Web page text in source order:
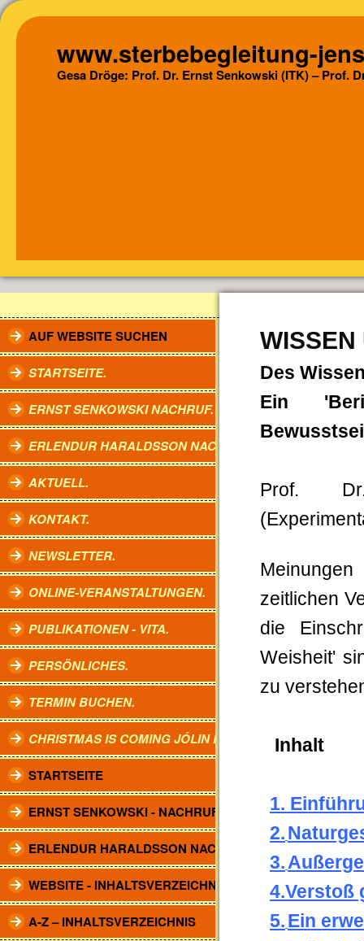
www.sterbebegleitung-
Gesa Dröge: Prof. Dr. Ernst Senkowski (ITK) – Prof.
AUF WEBSITE SUCHEN
STARTSEITE.
ERNST SENKOWSKI NACHRUF.
ERLENDUR HARALDSSON NACHRUF.
AKTUELL.
KONTAKT.
NEWSLETTER.
ONLINE-VERANSTALTUNGEN.
PUBLIKATIONEN - VITA.
PERSÖNLICHES.
TERMIN BUCHEN.
CHRISTMAS IS COMING JÓLIN KOMA.
STARTSEITE
ERNST SENKOWSKI - NACHRUF
ERLENDUR HARALDSSON NACHRUF
WEBSITE - INHALTSVERZEICHNIS
A-Z – INHALTSVERZEICHNIS
WISSEN
Des
Ein
Prof.
zeitlichen
die
Weisheit'
zu
Inhalt
1.
2.
3.
4.Verstoß
5. Ein